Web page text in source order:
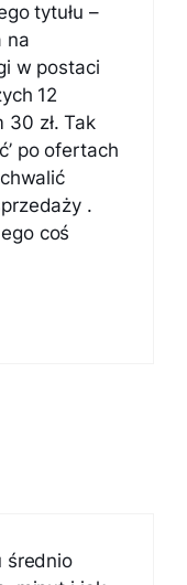
tytułu –
na
w postaci
12
30 zł. Tak
po ofertach
.
coś
średnio